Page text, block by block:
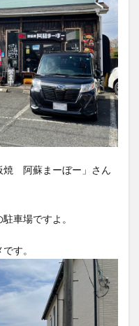
焼 阿蘇まーぼー」さん
車場ですよ。
す。
近江屋
阿蘇
阿蘇ツーリング
わらの一味